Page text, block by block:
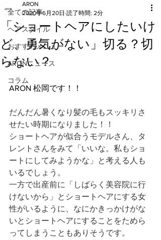
全ての記事
ヘアスタイル
おすすめメニュー
ARONニュース
コラム
「ショートヘアにしたいけ
ど、勇気がない」切る？切
らない？
ARON
2020年6月20日 読了時間: 2分
ARON 松岡です！！
だんだん暑くなり髪の毛もスッキリさ
せたい時期になりました！！
ショートヘアが似合うモデルさん、タ
レントさんをみて「いいな。私もショ
ートにしてみようかな」と考える人も
いるでしょう。
一方で出産前に「しばらく美容院に行
けないから」とショートヘアにする女
性がいるように、なにかきっかけがな
いとショートヘアにすることをためら
ってしまうこともありそうです。